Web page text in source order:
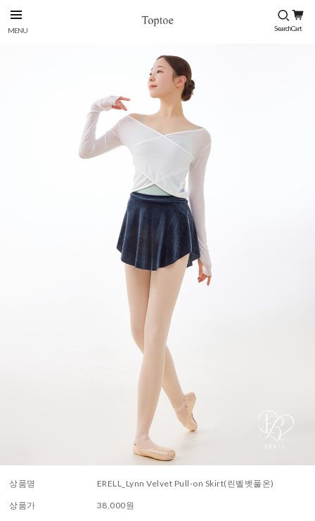
상품명 ERELL_Lynn Velvet Pull-on Skirt(린벨벳풀온)
상품가 38,000원